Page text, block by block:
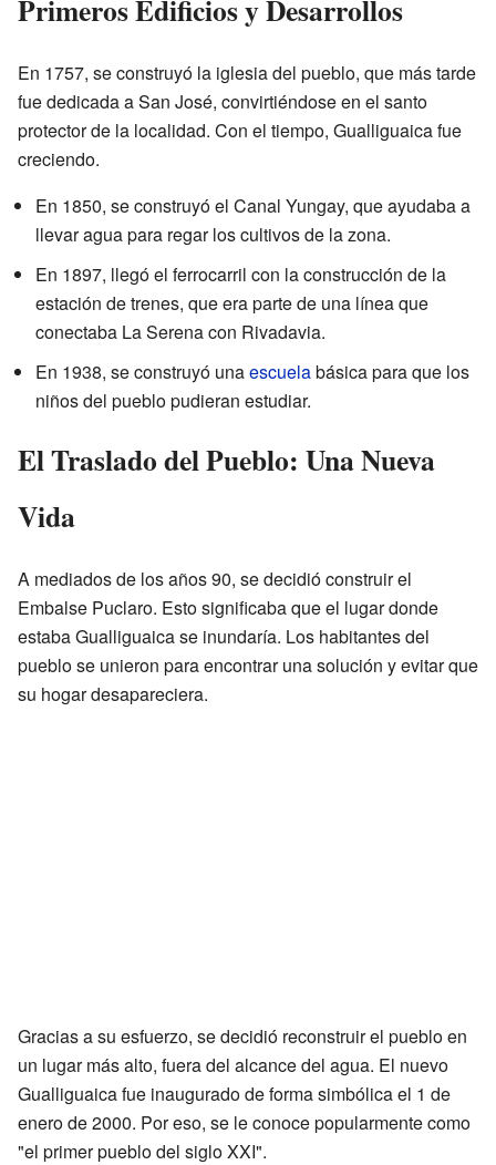
Primeros Edificios y Desarrollos
En 1757, se construyó la iglesia del pueblo, que más tarde
fue dedicada a San José, convirtiéndose en el santo
protector de la localidad. Con el tiempo, Gualliguaica fue
creciendo.
En 1850, se construyó el Canal Yungay, que ayudaba a
llevar agua para regar los cultivos de la zona.
En 1897, llegó el ferrocarril con la construcción de la
estación de trenes, que era parte de una línea que
conectaba La Serena con Rivadavia.
En 1938, se construyó unaescuelabásica para que los
niños del pueblo pudieran estudiar.
El Traslado del Pueblo: Una Nueva
Vida
A mediados de los años 90, se decidió construir el
Embalse Puclaro. Esto significaba que el lugar donde
estaba Gualliguaica se inundaría. Los habitantes del
pueblo se unieron para encontrar una solución y evitar que
su hogar desapareciera.
Gracias a su esfuerzo, se decidió reconstruir el pueblo en
un lugar más alto, fuera del alcance del agua. El nuevo
Gualliguaica fue inaugurado de forma simbólica el 1 de
enero de 2000. Por eso, se le conoce popularmente como
"el primer pueblo del siglo XXI".